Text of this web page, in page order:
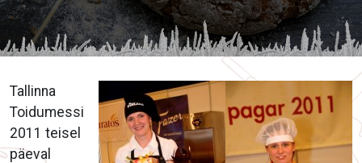
Tallinna
Toidumessi
2011 teisel
päeval